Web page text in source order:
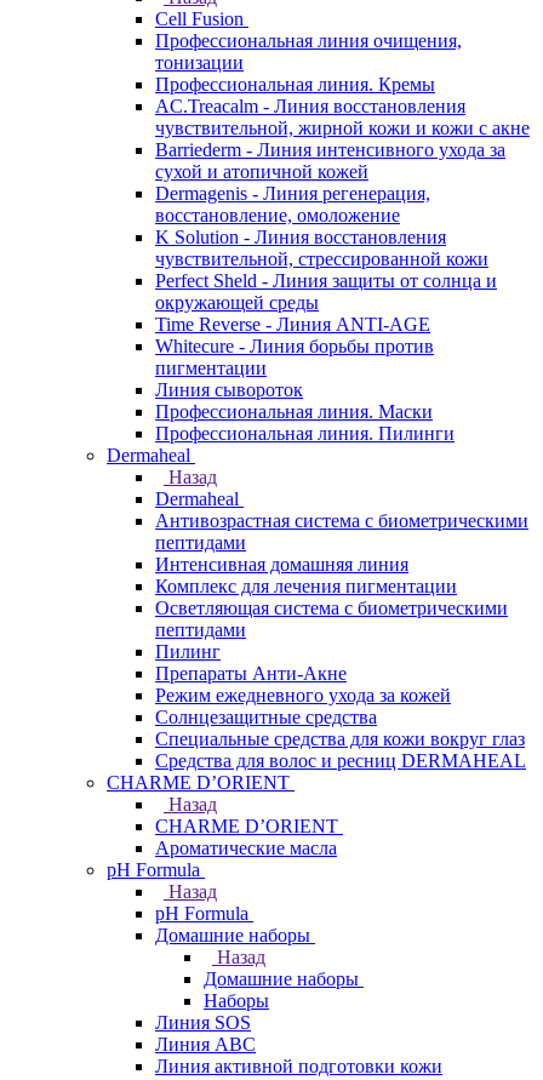
Cell Fusion
Профессиональная линия очищения,
тонизации
Профессиональная линия. Кремы
AC.Treacalm - Линия восстановления
чувствительной, жирной кожи и кожи с акне
Barriederm - Линия интенсивного ухода за
сухой и атопичной кожей
Dermagenis - Линия регенерация,
восстановление, омоложение
K Solution - Линия восстановления
чувствительной, стрессированной кожи
Perfect Sheld - Линия защиты от солнца и
окружающей среды
Time Reverse - Линия ANTI-AGE
Whitecure - Линия борьбы против
пигментации
Линия сывороток
Профессиональная линия. Маски
Профессиональная линия. Пилинги
Dermaheal
Назад
Dermaheal
Антивозрастная система с биометрическими
пептидами
Интенсивная домашняя линия
Комплекс для лечения пигментации
Осветляющая система с биометрическими
пептидами
Пилинг
Препараты Анти-Акне
Режим ежедневного ухода за кожей
Солнцезащитные средства
Специальные средства для кожи вокруг глаз
Средства для волос и ресниц DERMAHEAL
CHARME D’ORIENT
Назад
CHARME D’ORIENT
Ароматические масла
pH Formula
Назад
pH Formula
Домашние наборы
Назад
Домашние наборы
Наборы
Линия SOS
Линия АВС
Линия активной подготовки кожи